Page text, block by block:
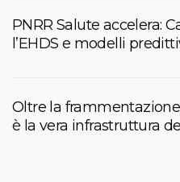
PNRR Salute accelera:
l’EHDS e modelli
Oltre la
è la vera infrastruttura